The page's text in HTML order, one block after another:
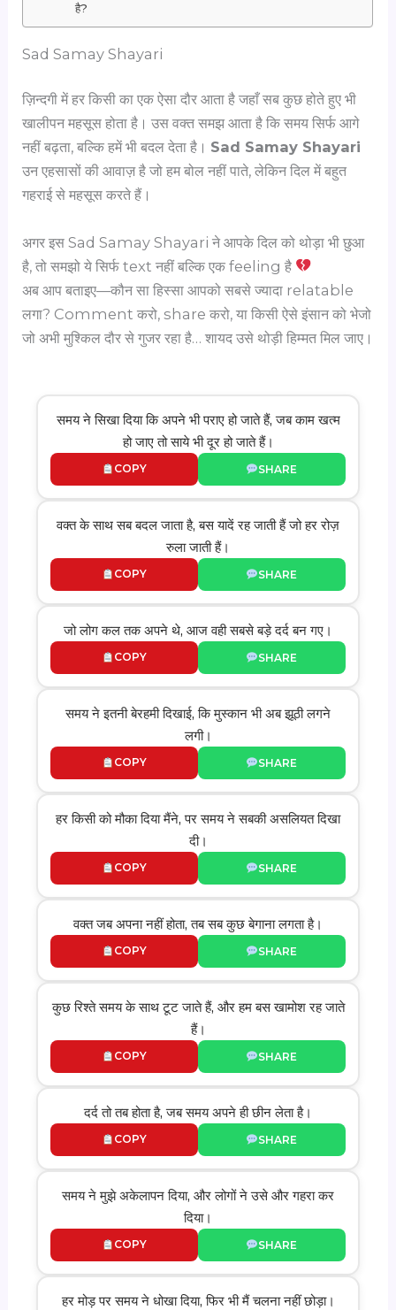
है?
Sad Samay Shayari
ज़िन्दगी में हर किसी का एक ऐसा दौर आता है जहाँ सब कुछ होते हुए भी
खालीपन महसूस होता है। उस वक्त समझ आता है कि समय सिर्फ आगे
नहीं बढ़ता, बल्कि हमें भी बदल देता है। Sad Samay Shayari
उन एहसासों की आवाज़ है जो हम बोल नहीं पाते, लेकिन दिल में बहुत
गहराई से महसूस करते हैं।
अगर इस Sad Samay Shayari ने आपके दिल को थोड़ा भी छुआ
है, तो समझो ये सिर्फ text नहीं बल्कि एक feeling है
अब आप बताइए—कौन सा हिस्सा आपको सबसे ज्यादा relatable
लगा? Comment करो, share करो, या किसी ऐसे इंसान को भेजो
जो अभी मुश्किल दौर से गुजर रहा है… शायद उसे थोड़ी हिम्मत मिल जाए।
समय ने सिखा दिया कि अपने भी पराए हो जाते हैं, जब काम खत्म
हो जाए तो साये भी दूर हो जाते हैं।
COPY SHARE
वक्त के साथ सब बदल जाता है, बस यादें रह जाती हैं जो हर रोज़
रुला जाती हैं।
COPY SHARE
जो लोग कल तक अपने थे, आज वही सबसे बड़े दर्द बन गए।
COPY SHARE
समय ने इतनी बेरहमी दिखाई, कि मुस्कान भी अब झूठी लगने
लगी।
COPY SHARE
हर किसी को मौका दिया मैंने, पर समय ने सबकी असलियत दिखा
दी।
COPY SHARE
वक्त जब अपना नहीं होता, तब सब कुछ बेगाना लगता है।
COPY SHARE
कुछ रिश्ते समय के साथ टूट जाते हैं, और हम बस खामोश रह जाते
हैं।
COPY SHARE
दर्द तो तब होता है, जब समय अपने ही छीन लेता है।
COPY SHARE
समय ने मुझे अकेलापन दिया, और लोगों ने उसे और गहरा कर
दिया।
COPY SHARE
हर मोड़ पर समय ने धोखा दिया, फिर भी मैं चलना नहीं छोड़ा।